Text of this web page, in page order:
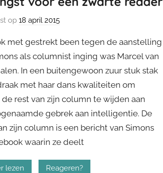
op18 april 2015
met gestrekt been tegen de aanstelling
als columnist inging was Marcel van
In een buitengewoon zuur stuk stak
met haar dans kwaliteiten om
de rest van zijn column te wijden aan
gebrek aan intelligentie. De
zijn column is een bericht van Simons
waarin ze deelt
lezen Reageren?